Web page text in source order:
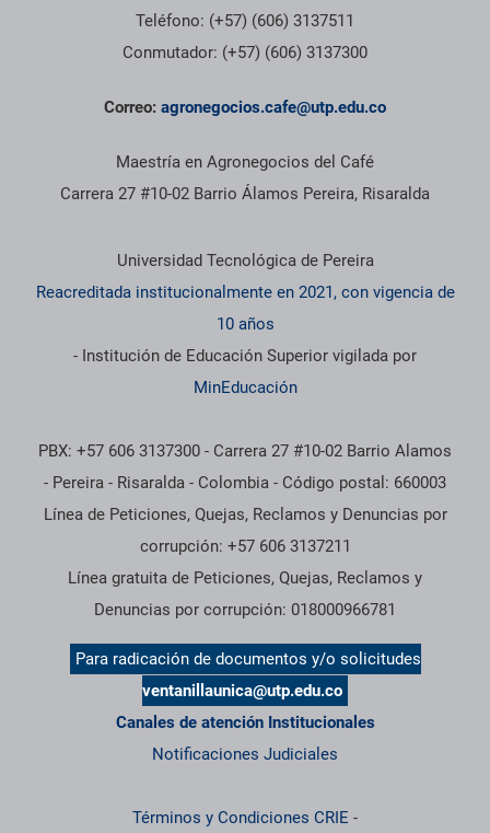
Teléfono: (+57) (606) 3137511
Conmutador: (+57) (606) 3137300
Correo: agronegocios.cafe@utp.edu.co
Maestría en Agronegocios del Café
Carrera 27 #10-02 Barrio Álamos Pereira, Risaralda
Información institucional
Universidad Tecnológica de Pereira
Reacreditada institucionalmente en 2021, con vigencia de
10 años
- Institución de Educación Superior vigilada por
MinEducación
PBX: +57 606 3137300 - Carrera 27 #10-02 Barrio Alamos
- Pereira - Risaralda - Colombia - Código postal: 660003
Línea de Peticiones, Quejas, Reclamos y Denuncias por
corrupción: +57 606 3137211
Línea gratuita de Peticiones, Quejas, Reclamos y
Denuncias por corrupción: 018000966781
Para radicación de documentos y/o solicitudes
ventanillaunica@utp.edu.co
Canales de atención Institucionales
Notificaciones Judiciales
Términos y Condiciones CRIE -